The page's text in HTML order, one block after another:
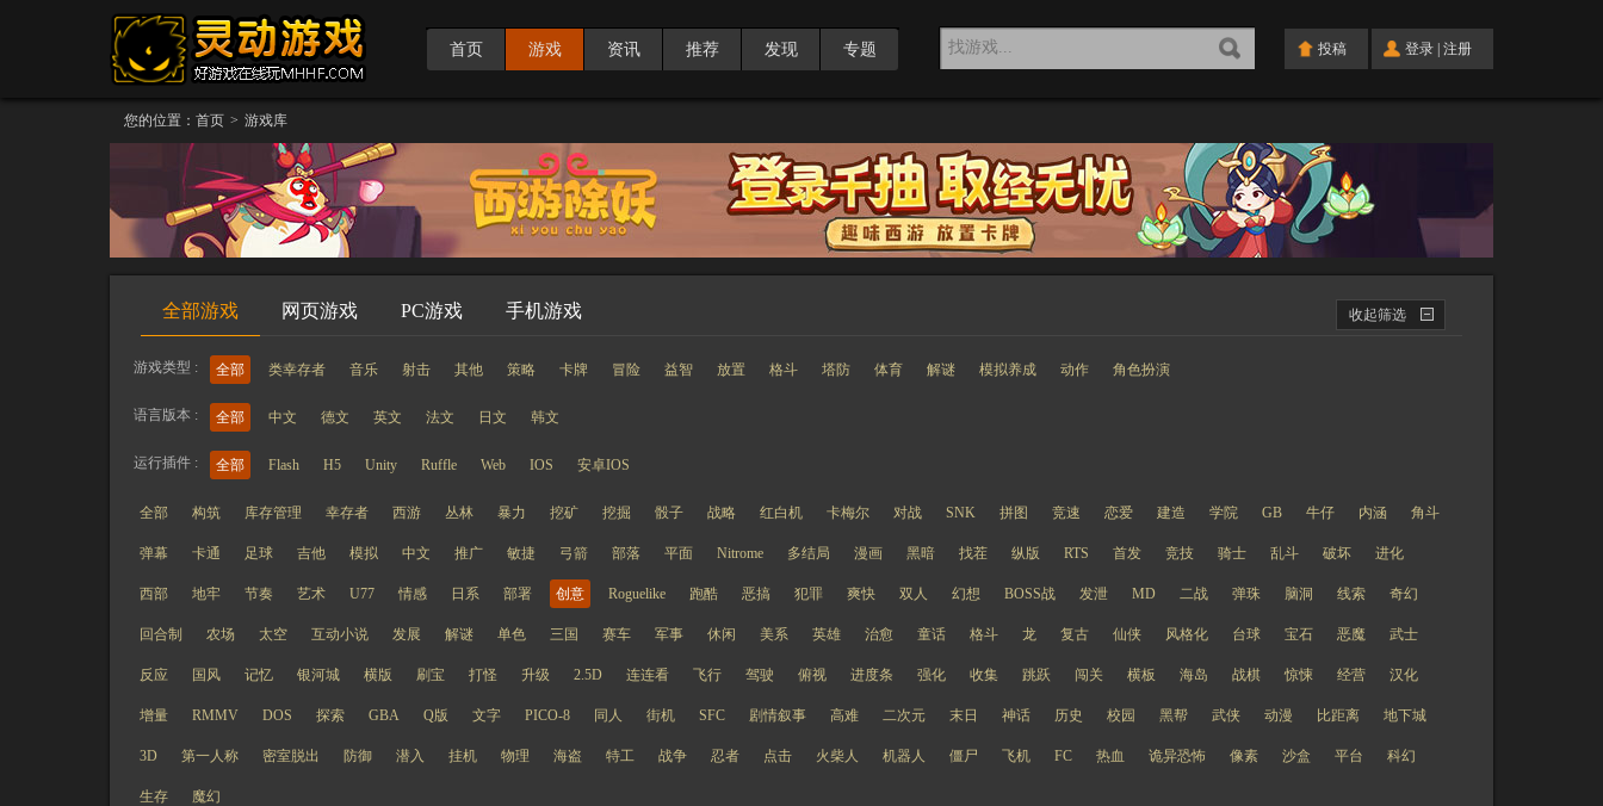
首页 游戏 资讯 推荐 发现 专题 投稿 登录 注册
您的位置： 首页 > 游戏库
全部游戏 网页游戏 PC游戏 手机游戏
游戏类型 : 全部 类幸存者 音乐 射击 其他 策略 卡牌 冒险 益智 放置 格斗 塔防 体育 解谜 模拟养成 动作 角色扮演
语言版本 : 全部 中文 德文 英文 法文 日文 韩文
运行插件 : 全部 Flash H5 Unity Ruffle Web IOS 安卓IOS
全部 构筑 库存管理 幸存者 西游 丛林 暴力 挖矿 挖掘 骰子 战略 红白机 卡梅尔 对战 SNK 拼图 竞速 恋爱 建造 学院 GB 牛仔 内涵 角斗
弹幕 卡通 足球 吉他 模拟 中文 推广 敏捷 弓箭 部落 平面 Nitrome 多结局 漫画 黑暗 找茬 纵版 RTS 首发 竞技 骑士 乱斗 破坏 进化
西部 地牢 节奏 艺术 U77 情感 日系 部署 创意 Roguelike 跑酷 恶搞 犯罪 爽快 双人 幻想 BOSS战 发泄 MD 二战 弹珠 脑洞 线索 奇幻
回合制 农场 太空 互动小说 发展 解谜 单色 三国 赛车 军事 休闲 美系 英雄 治愈 童话 格斗 龙 复古 仙侠 风格化 台球 宝石 恶魔 武士
反应 国风 记忆 银河城 横版 刷宝 打怪 升级 2.5D 连连看 飞行 驾驶 俯视 进度条 强化 收集 跳跃 闯关 横板 海岛 战棋 惊悚 经营 汉化
增量 RMMV DOS 探索 GBA Q版 文字 PICO-8 同人 街机 SFC 剧情叙事 高难 二次元 末日 神话 历史 校园 黑帮 武侠 动漫 比距离 地下城
3D 第一人称 密室脱出 防御 潜入 挂机 物理 海盗 特工 战争 忍者 点击 火柴人 机器人 僵尸 飞机 FC 热血 诡异恐怖 像素 沙盒 平台 科幻
生存 魔幻